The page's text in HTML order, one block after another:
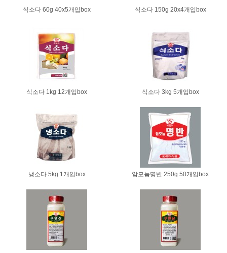
식소다 60g 40x5개입box 식소다 150g 20x4개입box
식소다 1kg 12개입box 식소다 3kg 5개입box
냉소다 5kg 1개입box 암모늄명반 250g 50개입box